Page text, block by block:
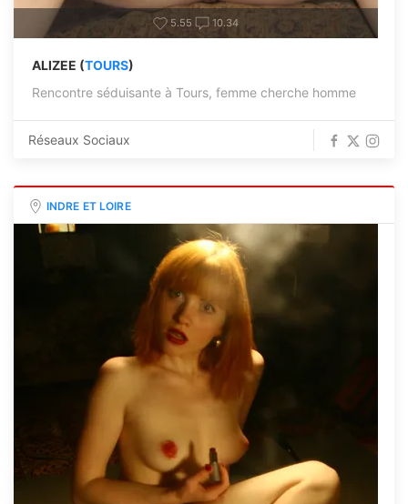
5.55 10.34
ALIZEE (TOURS)
Rencontre séduisante à Tours, femme cherche homme
Réseaux Sociaux
INDRE ET LOIRE